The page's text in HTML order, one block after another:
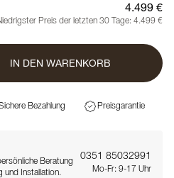
4.499 €
Preis der letzten 30 Tage: 4.499 €
IN DEN WARENKORB
Bezahlung Preisgarantie
Beratung
und Installation.
0351 85032991
Mo-Fr: 9-17 Uhr